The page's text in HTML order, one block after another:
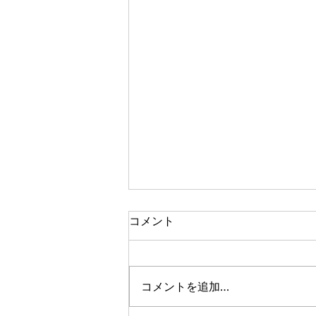
アフターイメージ
メトロイドヴァニア系アクション
はよくわかんない。 目的地は遥
か東……本当に遥か東だあ。マジ
コメント
コメントを追加…